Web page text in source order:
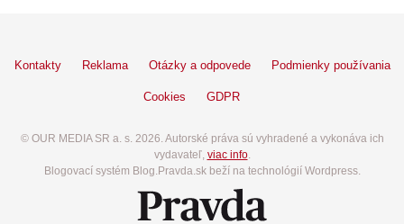
Kontakty Reklama Otázky a odpovede Podmienky používania
Cookies GDPR
© OUR MEDIA SR a. s. 2026. Autorské práva sú vyhradené a vykonáva ich
vydavateľ, viac info.
Blogovací systém Blog.Pravda.sk beží na technológií Wordpress.